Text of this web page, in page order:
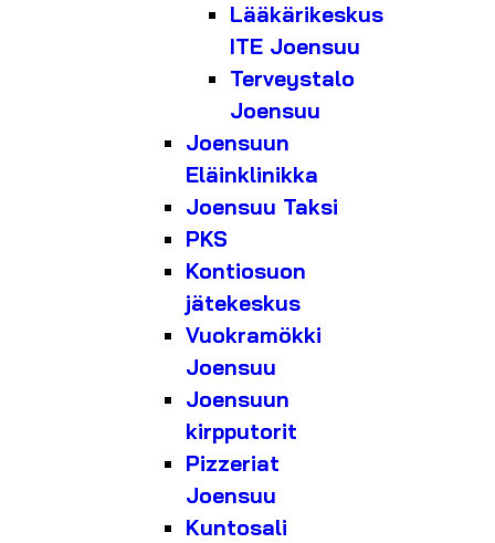
Lääkärikeskus
ITE Joensuu
Terveystalo
Joensuu
Joensuun
Eläinklinikka
Joensuu Taksi
PKS
Kontiosuon
jätekeskus
Vuokramökki
Joensuu
Joensuun
kirpputorit
Pizzeriat
Joensuu
Kuntosali